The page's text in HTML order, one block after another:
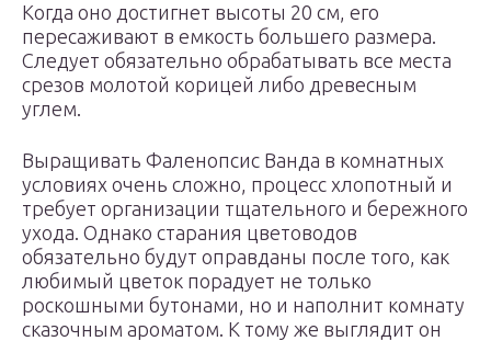
Когда оно достигнет высоты 20 см, его
пересаживают в емкость большего размера.
Следует обязательно обрабатывать все места
срезов молотой корицей либо древесным
углем.
Выращивать Фаленопсис Ванда в комнатных
условиях очень сложно, процесс хлопотный и
требует организации тщательного и бережного
ухода. Однако старания цветоводов
обязательно будут оправданы после того, как
любимый цветок порадует не только
роскошными бутонами, но и наполнит комнату
сказочным ароматом. К тому же выглядит он